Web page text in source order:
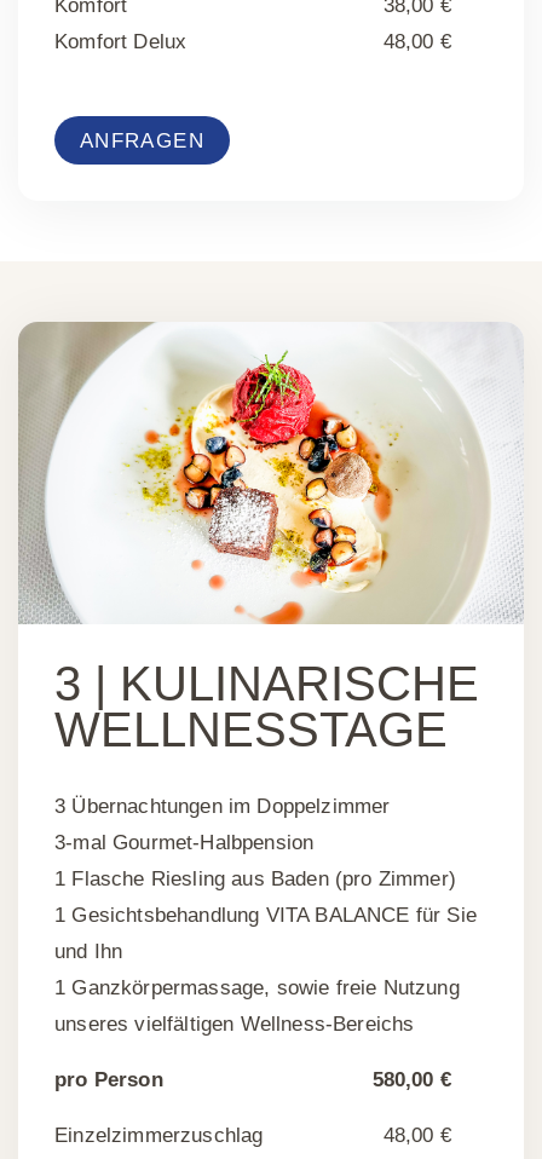
Komfort
38,00 €
Komfort Delux
48,00 €
ANFRAGEN
3 | KULINARISCHE
WELLNESSTAGE
3 Übernachtungen im Doppelzimmer
3-mal Gourmet-Halbpension
1 Flasche Riesling aus Baden (pro Zimmer)
1 Gesichtsbehandlung VITA BALANCE für Sie
und Ihn
1 Ganzkörpermassage, sowie freie Nutzung
unseres vielfältigen Wellness-Bereichs
pro Person 580,00 €
Einzelzimmerzuschlag
48,00 €